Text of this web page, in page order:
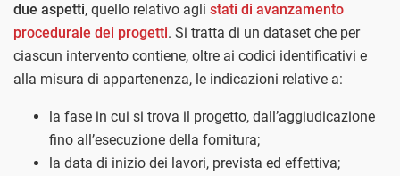
due aspetti, quello relativo agli stati di avanzamento
procedurale dei progetti. Si tratta di un dataset che per
ciascun intervento contiene, oltre ai codici identificativi e
alla misura di appartenenza, le indicazioni relative a:
la fase in cui si trova il progetto, dall’aggiudicazione
fino all’esecuzione della fornitura;
la data di inizio dei lavori, prevista ed effettiva;